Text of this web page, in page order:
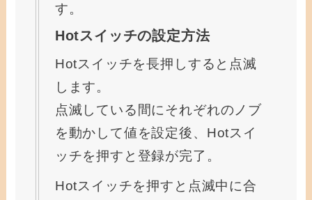
す。
Hotスイッチの設定方法
Hotスイッチを長押しすると点滅
します。
点滅している間にそれぞれのノブ
を動かして値を設定後、Hotスイ
ッチを押すと登録が完了。
Hotスイッチを押すと点滅中に合